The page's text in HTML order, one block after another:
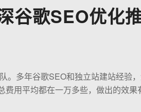
谷歌SEO优化
多年谷歌SEO和独立站建站经验
用平均都在一万多些，做出的效